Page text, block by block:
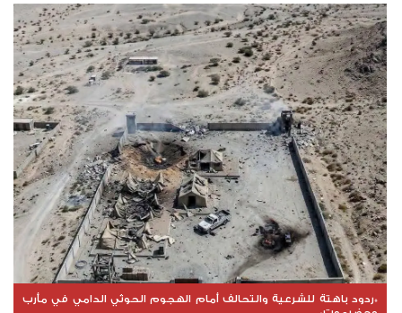
*ردود باهتة للشرعية والتحالف أمام الهجوم الحوثي الدامي في مأرب